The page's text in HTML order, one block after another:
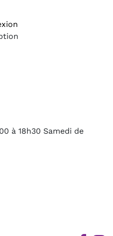
à 18h30 Samedi de